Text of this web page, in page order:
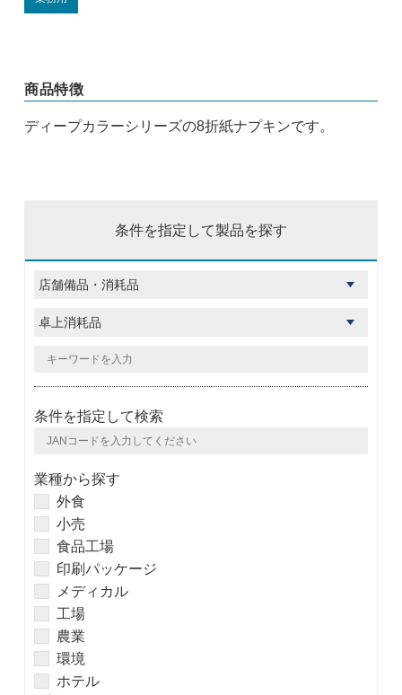
商品特徴
ディープカラーシリーズの8折紙ナプキンです。
条件を指定して製品を探す
条件を指定して検索
業種から探す
外食
小売
食品工場
印刷パッケージ
メディカル
工場
農業
環境
ホテル